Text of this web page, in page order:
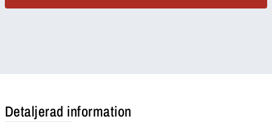
Detaljerad information